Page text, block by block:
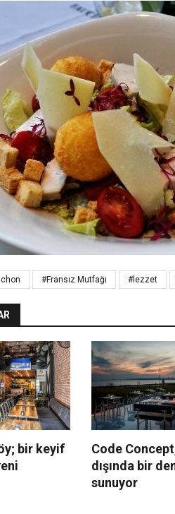
#Fransız Mutfağı #lezzet
bir keyif
Code Concept,
dışında bir
sunuyor